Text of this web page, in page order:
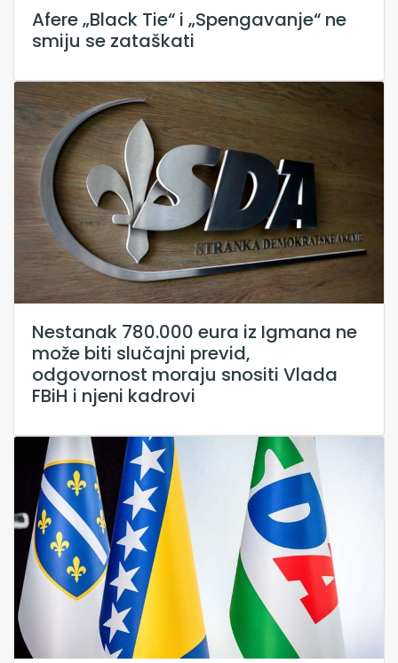
Afere „Black Tie“ i „Spengavanje“ ne
smiju se zataškati
Nestanak 780.000 eura iz Igmana ne
može biti slučajni previd,
odgovornost moraju snositi Vlada
FBiH i njeni kadrovi